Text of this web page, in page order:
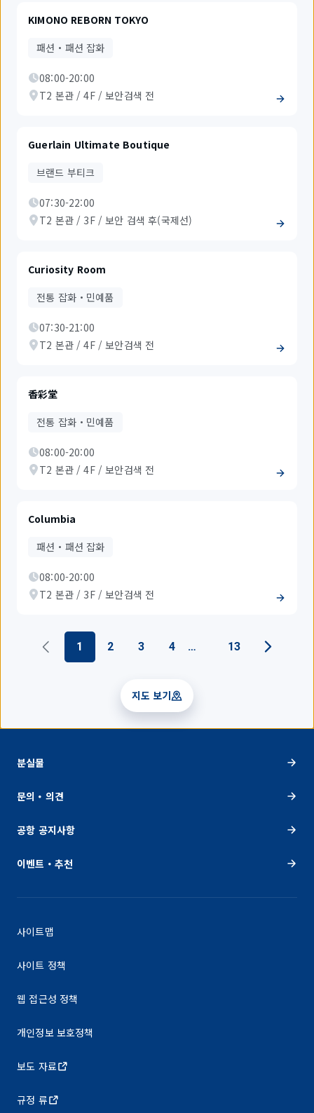
KIMONO REBORN TOKYO
패션・패션 잡화
08:00-20:00
T2 본관 / 4F / 보안검색 전
Guerlain Ultimate Boutique
브랜드 부티크
07:30-22:00
T2 본관 / 3F / 보안 검색 후(국제선)
Curiosity Room
전통 잡화・민예품
07:30-21:00
T2 본관 / 4F / 보안검색 전
香彩堂
전통 잡화・민예품
08:00-20:00
T2 본관 / 4F / 보안검색 전
Columbia
패션・패션 잡화
08:00-20:00
T2 본관 / 3F / 보안검색 전
1 2 3 4 13
지도 보기
분실물
문의・의견
공항 공지사항
이벤트・추천
사이트맵
사이트 정책
웹 접근성 정책
개인정보 보호정책
보도 자료
규정 류